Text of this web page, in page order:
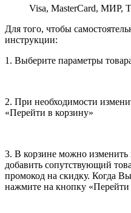
Visa, MasterCard, МИР,
Для того, чтобы
инструкции:
1. Выберите параметры
2. При необходимости
«Перейти в корзину»
3. В корзине можно изменить
добавить сопутствующий
промокод на скидку. Когда
нажмите на кнопку